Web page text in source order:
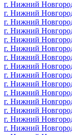
г. Нижний
г. Нижний
г. Нижний
г. Нижний
г. Нижний
г. Нижний
г. Нижний
г. Нижний
г. Нижний
г. Нижний
г. Нижний
г. Нижний
г. Нижний
г. Нижний
г. Нижний